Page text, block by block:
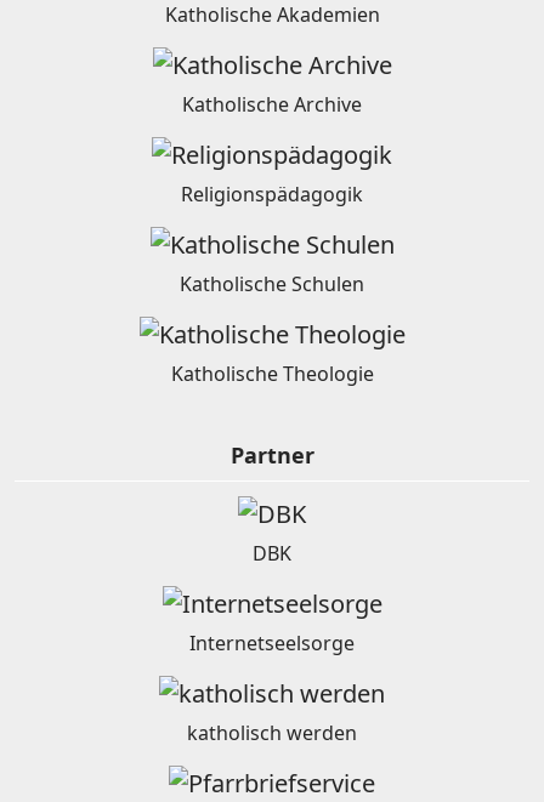
Katholische Akademien
Katholische Archive
Religionspädagogik
Katholische Schulen
Katholische Theologie
Partner
DBK
Internetseelsorge
katholisch werden